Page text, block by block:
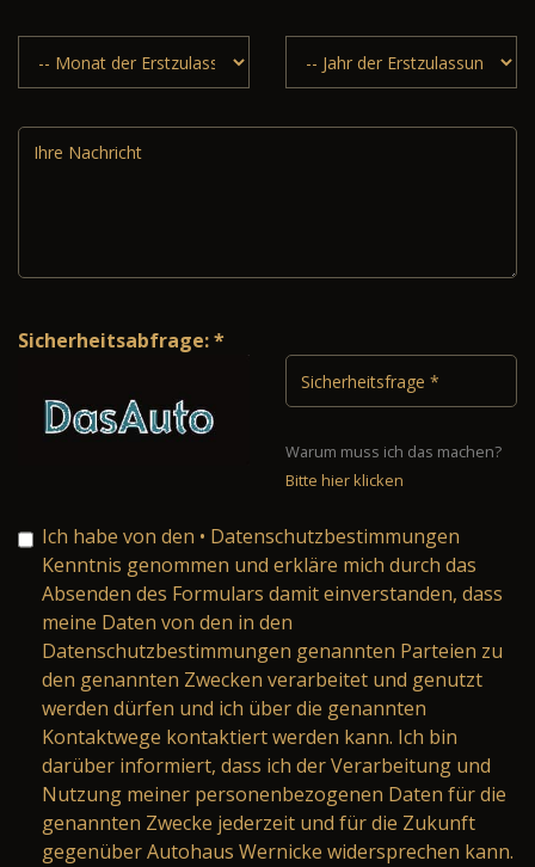
Sicherheitsabfrage: *
Warum muss ich das machen?
Bitte hier klicken
Ich habe von den • Datenschutzbestimmungen
Kenntnis genommen und erkläre mich durch das
Absenden des Formulars damit einverstanden, dass
meine Daten von den in den
Datenschutzbestimmungen genannten Parteien zu
den genannten Zwecken verarbeitet und genutzt
werden dürfen und ich über die genannten
Kontaktwege kontaktiert werden kann. Ich bin
darüber informiert, dass ich der Verarbeitung und
Nutzung meiner personenbezogenen Daten für die
genannten Zwecke jederzeit und für die Zukunft
gegenüber Autohaus Wernicke widersprechen kann.